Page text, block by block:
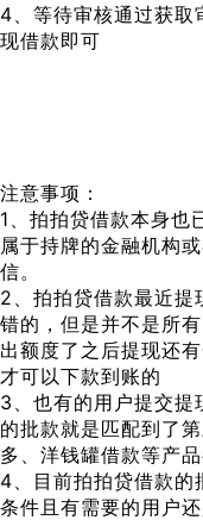
4、等待审核通过获取
现借款即可
注意事项：
1、拍拍贷借款本身也
属于持牌的金融机构
信。
2、拍拍贷借款最近提
错的，但是并不是所
出额度了之后提现还
才可以下款到账的
3、也有的用户提交提
的批款就是匹配到了
多、洋钱罐借款等产
4、目前拍拍贷借款的
条件且有需要的用户